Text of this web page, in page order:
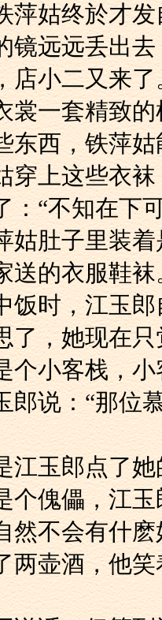
，铁萍姑终於
镜远远丢出
时，店小二又
裳一套精致
东西，铁萍
萍姑穿上这些
：“不知在下
铁萍姑肚子里
送的衣服鞋
天中饭时，江
了，她现在
也是个小客栈
郎说：“那位
，是江玉郎点
个傀儡，江
里自然不会有
两壶酒，他